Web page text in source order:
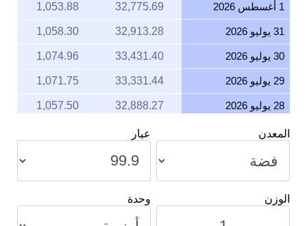
1 أغسطس 2026 32,775.69
1,053.88
31 يوليو 2026 32,913.28
1,058.30
30 يوليو 2026 33,431.40
1,074.96
29 يوليو 2026 33,331.44
1,071.75
28 يوليو 2026 32,888.27
1,057.50
27 يوليو 2026 33,748.52
26 يوليو 2026 33,543.66
25 يوليو 2026 33,536.29
1,078.34
24 يوليو 2026 33,772.92
1,085.95
المعدن عيار
الوزن وحدة